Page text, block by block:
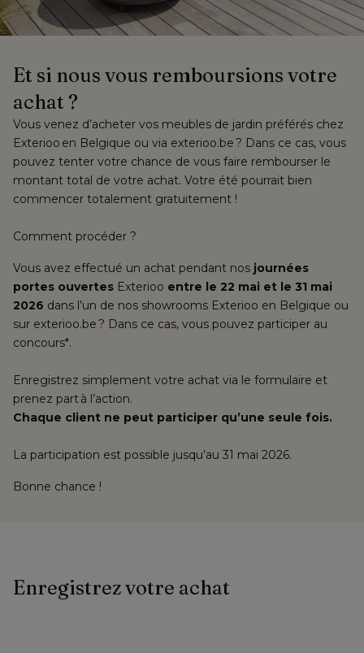
Et si nous vous remboursions votre
achat ?
Vous venez d’acheter vos meubles de jardin préférés chez
Exterioo en Belgique ou via exterioo.be ? Dans ce cas, vous
pouvez tenter votre chance de vous faire rembourser le
montant total de votre achat. Votre été pourrait bien
commencer totalement gratuitement !
Comment procéder ?
Vous avez effectué un achat pendant nos journées
portes ouvertes Exterioo entre le 22 mai et le 31 mai
2026 dans l’un de nos showrooms Exterioo en Belgique ou
sur exterioo.be ? Dans ce cas, vous pouvez participer au
concours*.
Enregistrez simplement votre achat via le formulaire et
prenez part à l’action.
Chaque client ne peut participer qu’une seule fois.
La participation est possible jusqu’au 31 mai 2026.
Bonne chance !
Enregistrez votre achat